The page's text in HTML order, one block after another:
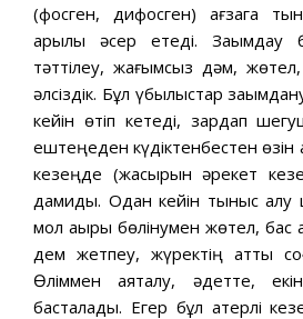
(фосген, дифосген) ағзага
арқылы әсер етеді. Зақымдау
тәттілеу, жағымсыз дәм,
әлсіздік. Бұл қүбылыстар
кейін өтіп кетеді, зардап
ештеңеден күдіктенбестен өзін
кезеңде (жасырын әрекет
дамиды. Одан кейін тыныс алу
мол қақырық бөлінумен жөтел, бас
дем жетпеу, жүректің қатты
Өліммен аяқталу, әдетте,
басталады. Егер бұл қатерлі